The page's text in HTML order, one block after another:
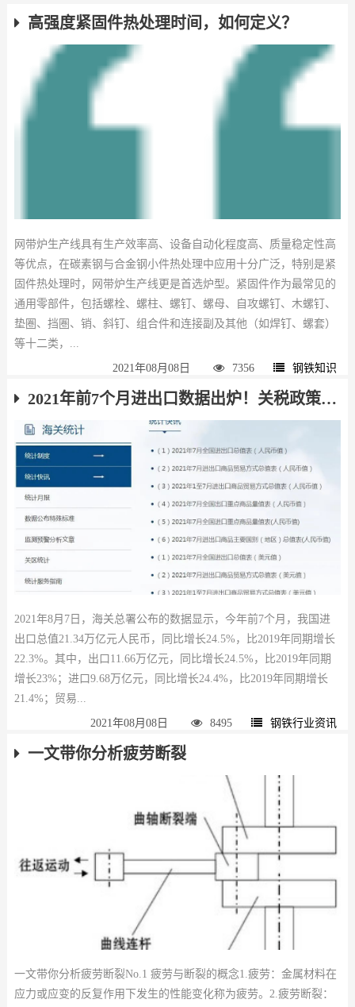
高强度紧固件热处理时间，如何定义？
网带炉生产线具有生产效率高、设备自动化程度高、质量稳定性高
等优点，在碳素钢与合金钢小件热处理中应用十分广泛，特别是紧
固件热处理时，网带炉生产线更是首选炉型。紧固件作为最常见的
通用零部件，包括螺栓、螺柱、螺钉、螺母、自攻螺钉、木螺钉、
垫圏、挡圏、销、斜钉、组合件和连接副及其他（如焊钉、螺套）
等十二类，...
2021年08月08日 7356 钢铁知识
2021年前7个月进出口数据出炉！关税政策调整对钢材出口影响显现！
2021年8月7日，海关总署公布的数据显示，今年前7个月，我国进
出口总值21.34万亿元人民币，同比增长24.5%，比2019年同期增长
22.3%。其中，出口11.66万亿元，同比增长24.5%，比2019年同期
增长23%；进口9.68万亿元，同比增长24.4%，比2019年同期增长
21.4%；贸易...
2021年08月08日 8495 钢铁行业资讯
一文带你分析疲劳断裂
一文带你分析疲劳断裂No.1 疲劳与断裂的概念1.疲劳：金属材料在
应力或应变的反复作用下发生的性能变化称为疲劳。2.疲劳断裂：